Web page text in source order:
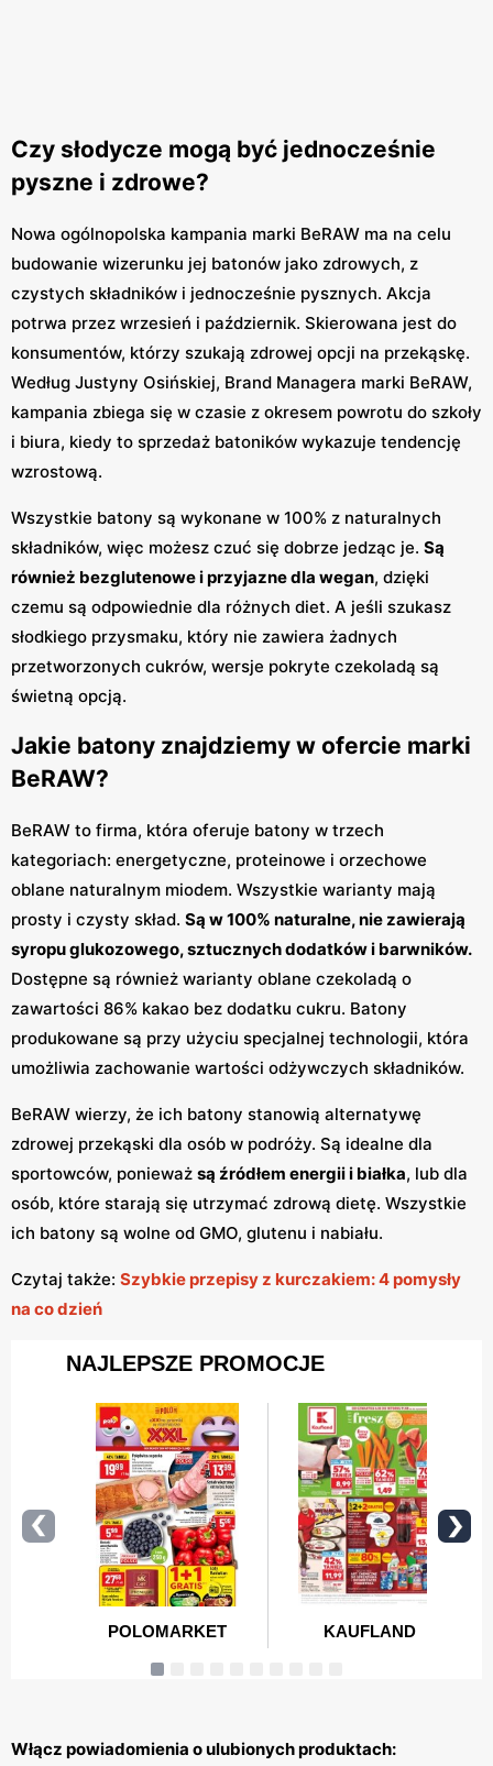
Czy słodycze mogą być jednocześnie
pyszne i zdrowe?
Nowa ogólnopolska kampania marki BeRAW ma na celu
budowanie wizerunku jej batonów jako zdrowych, z
czystych składników i jednocześnie pysznych. Akcja
potrwa przez wrzesień i październik. Skierowana jest do
konsumentów, którzy szukają zdrowej opcji na przekąskę.
Według Justyny Osińskiej, Brand Managera marki BeRAW,
kampania zbiega się w czasie z okresem powrotu do szkoły
i biura, kiedy to sprzedaż batoników wykazuje tendencję
wzrostową.
Wszystkie batony są wykonane w 100% z naturalnych
składników, więc możesz czuć się dobrze jedząc je. Są
również bezglutenowe i przyjazne dla wegan, dzięki
czemu są odpowiednie dla różnych diet. A jeśli szukasz
słodkiego przysmaku, który nie zawiera żadnych
przetworzonych cukrów, wersje pokryte czekoladą są
świetną opcją.
Jakie batony znajdziemy w ofercie marki
BeRAW?
BeRAW to firma, która oferuje batony w trzech
kategoriach: energetyczne, proteinowe i orzechowe
oblane naturalnym miodem. Wszystkie warianty mają
prosty i czysty skład. Są w 100% naturalne, nie zawierają
syropu glukozowego, sztucznych dodatków i barwników.
Dostępne są również warianty oblane czekoladą o
zawartości 86% kakao bez dodatku cukru. Batony
produkowane są przy użyciu specjalnej technologii, która
umożliwia zachowanie wartości odżywczych składników.
BeRAW wierzy, że ich batony stanowią alternatywę
zdrowej przekąski dla osób w podróży. Są idealne dla
sportowców, ponieważ są źródłem energii i białka, lub dla
osób, które starają się utrzymać zdrową dietę. Wszystkie
ich batony są wolne od GMO, glutenu i nabiału.
Czytaj także: Szybkie przepisy z kurczakiem: 4 pomysły
na co dzień
Włącz powiadomienia o ulubionych produktach: